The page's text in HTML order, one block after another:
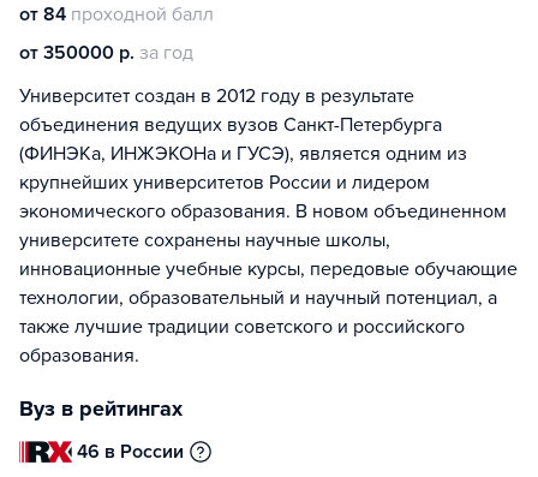
от 84 проходной балл
от 350000 р. за год
Университет создан в 2012 году в результате
объединения ведущих вузов Санкт-Петербурга
(ФИНЭКа, ИНЖЭКОНа и ГУСЭ), является одним из
крупнейших университетов России и лидером
экономического образования. В новом объединенном
университете сохранены научные школы,
инновационные учебные курсы, передовые обучающие
технологии, образовательный и научный потенциал, а
также лучшие традиции советского и российского
образования.
Вуз в рейтингах
46 в России